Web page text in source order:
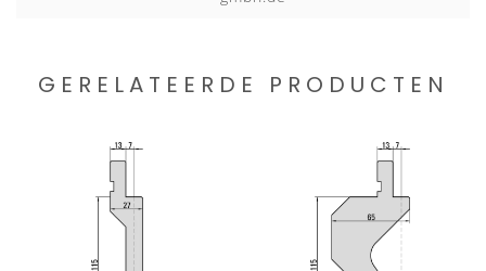
GERELATEERDE PRODUCTEN